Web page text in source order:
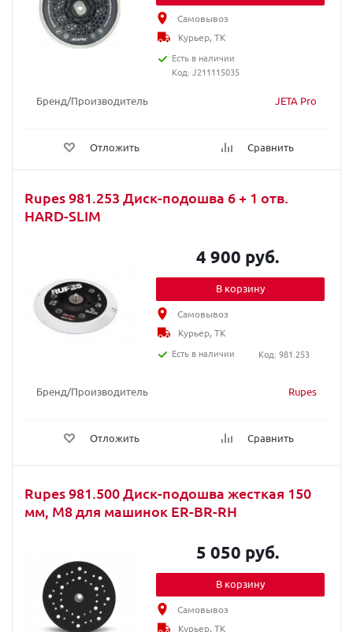
Бренд/Производитель JETA Pro
Отложить Сравнить
Самовывоз
Курьер, ТК
Есть в наличии
Код: J211115035
Rupes 981.253 Диск-подошва 6 + 1 отв.
HARD-SLIM
Бренд/Производитель Rupes
Отложить Сравнить
4 900 руб.
В корзину
Самовывоз
Курьер, ТК
Есть в наличии
Код: 981.253
Rupes 981.500 Диск-подошва жесткая 150
мм, М8 для машинок ER-BR-RH
5 050 руб.
В корзину
Самовывоз
Курьер, ТК